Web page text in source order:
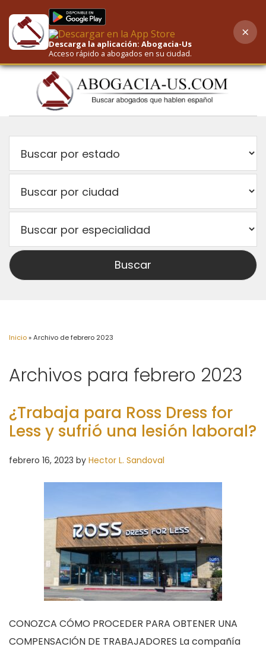
AI-Powered Search
Inicio»Archivo de febrero 2023
Archivos para febrero 2023
¿Trabaja para Ross Dress for
Less y sufrió una lesión laboral?
febrero 16, 2023 by Hector L. Sandoval
CONOZCA CÓMO PROCEDER PARA OBTENER UNA
COMPENSACIÓN DE TRABAJADORES La compañía
Descarga la aplicación: Abogacia-Us
Acceso rápido a abogados en su ciudad.
×